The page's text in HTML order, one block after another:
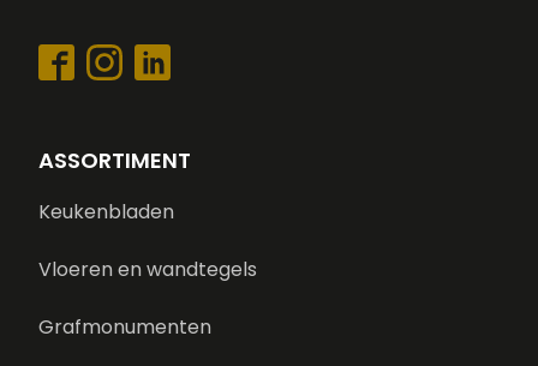
ASSORTIMENT
Keukenbladen
Vloeren en wandtegels
Grafmonumenten